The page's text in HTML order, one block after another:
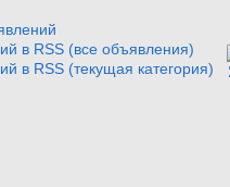
в RSS (все объявления)
в RSS (текущая категория)